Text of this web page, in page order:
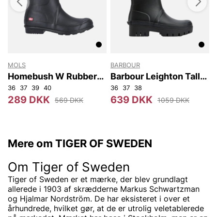
MOLS
Homebush W Rubber
Boot
36 37 39 40
289 DKK 569 DKK
BARBOUR
Barbour Leighton Tall
Welly
36 37 38
639 DKK 1059 DKK
Mere om TIGER OF SWEDEN
Om Tiger of Sweden
Tiger of Sweden er et mærke, der blev grundlagt
allerede i 1903 af skrædderne Markus Schwartzman
og Hjalmar Nordström. De har eksisteret i over et
århundrede, hvilket gør, at de er utrolig veletablerede